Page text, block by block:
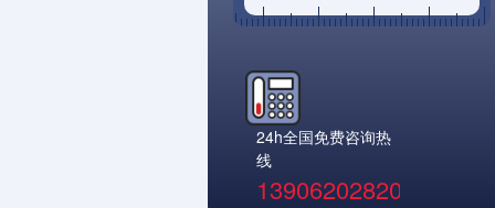
24h全国免费咨询热
线
13906202820